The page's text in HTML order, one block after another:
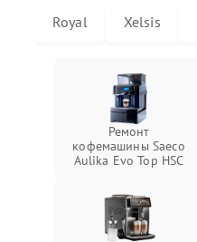
Royal Xelsis
Ремонт
кофемашины Saeco
Aulika Evo Top HSC